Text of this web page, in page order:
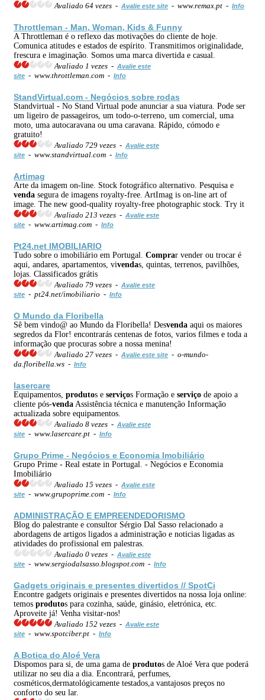
Avaliado 64 vezes - Avalie este site - www.remax.pt - Info
Throttleman - Man, Woman, Kids & Funny
A Throttleman é o reflexo das motivações do cliente de hoje.
Comunica atitudes e estados de espírito. Transmitimos originalidade,
frescura e imaginação. Somos uma marca divertida e casual.
Avaliado 1 vezes - Avalie este
site - www.throttleman.com - Info
StandVirtual.com - Negócios sobre rodas
Standvirtual - No Stand Virtual pode anunciar a sua viatura. Pode ser
um ligeiro de passageiros, um todo-o-terreno, um comercial, uma
moto, uma autocaravana ou uma caravana. Rápido, cómodo e
gratuito!
Avaliado 729 vezes - Avalie este
site - www.standvirtual.com - Info
Artimag
Arte da imagem on-line. Stock fotográfico alternativo. Pesquisa e
venda segura de imagens royalty-free. ArtImag is on-line art of
image. The new good-quality royalty-free photographic stock. Try it
Avaliado 213 vezes - Avalie este
site - www.artimag.com - Info
Pt24.net IMOBILIARIO
Tudo sobre o imobiliário em Portugal. Comprar vender ou trocar é
aqui, andares, apartamentos, vivendas, quintas, terrenos, pavilhões,
lojas. Classificados grátis
Avaliado 79 vezes - Avalie este
site - pt24.net/imobiliario - Info
O Mundo da Floribella
Sê bem vindo@ ao Mundo da Floribella! Desvenda aqui os maiores
segredos da Flor! encontrarás centenas de fotos, varios filmes e toda a
informação que procuras sobre a nossa menina!
Avaliado 27 vezes - Avalie este site - o-mundo-
da.floribella.ws - Info
lasercare
Equipamentos, produtos e serviços Formação e serviço de apoio a
cliente pós-venda Assistência técnica e manutenção Informação
actualizada sobre equipamentos.
Avaliado 8 vezes - Avalie este
site - www.lasercare.pt - Info
Grupo Prime - Negócios e Economia Imobiliário
Grupo Prime - Real estate in Portugal. - Negócios e Economia
Imobiliário
Avaliado 15 vezes - Avalie este
site - www.grupoprime.com - Info
ADMINISTRAÇÃO E EMPREENDEDORISMO
Blog do palestrante e consultor Sérgio Dal Sasso relacionado a
abordagens de artigos ligados a administração e noticias ligadas as
atividades do profissional em palestras.
Avaliado 0 vezes - Avalie este
site - www.sergiodalsasso.blogspot.com - Info
Gadgets originais e presentes divertidos // SpotCi
Encontre gadgets originais e presentes divertidos na nossa loja online:
temos produtos para cozinha, saúde, ginásio, eletrónica, etc.
Aproveite já! Venha visitar-nos!
Avaliado 152 vezes - Avalie este
site - www.spotciber.pt - Info
A Botica do Aloé Vera
Dispomos para si, de uma gama de produtos de Aloé Vera que poderá
utilizar no seu dia a dia. Encontrará, perfumes,
cosméticos,dermatológicamente testados,a vantajosos preços no
conforto do seu lar.